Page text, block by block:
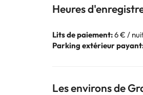
Heures
Lits de paiement:6 € /
Parking extérieur
Les environs de